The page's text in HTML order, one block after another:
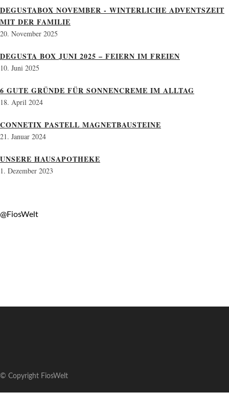
DEGUSTABOX NOVEMBER - WINTERLICHE ADVENTSZEIT
MIT DER FAMILIE
20. November 2025
DEGUSTA BOX JUNI 2025 – FEIERN IM FREIEN
10. Juni 2025
6 GUTE GRÜNDE FÜR SONNENCREME IM ALLTAG
18. April 2024
CONNETIX PASTELL MAGNETBAUSTEINE
21. Januar 2024
UNSERE HAUSAPOTHEKE
1. Dezember 2023
@FiosWelt
© Copyright FiosWelt